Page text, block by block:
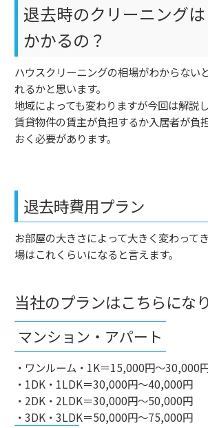
退去時のクリーニング
かかるの？
ハウスクリーニングの相場がわからない
れるかと思います。
地域によっても変わりますが今回は解説し
賃貸物件の賃主が負担するか入居者が負
おく必要があります。
退去時費用プラン
お部屋の大きさによって大きく変わって
場はこれくらいになると言えます。
当社のプランはこちらになり
マンション・アパート
・ワンルーム・1K＝15,000円～30,000
・1DK・1LDK＝30,000円～40,000円
・2DK・2LDK＝30,000円～50,000円
・3DK・3LDK＝50,000円～75,000円